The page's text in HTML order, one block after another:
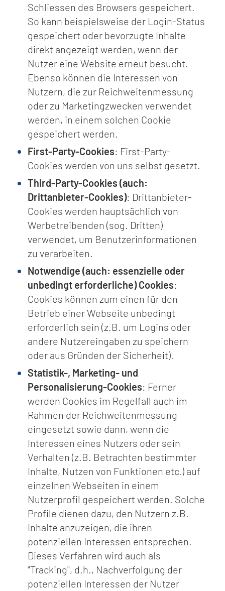
Schliessen des Browsers gespeichert.
So kann beispielsweise der Login-Status
gespeichert oder bevorzugte Inhalte
direkt angezeigt werden, wenn der
Nutzer eine Website erneut besucht.
Ebenso können die Interessen von
Nutzern, die zur Reichweitenmessung
oder zu Marketingzwecken verwendet
werden, in einem solchen Cookie
gespeichert werden.
First-Party-Cookies: First-Party-
Cookies werden von uns selbst gesetzt.
Third-Party-Cookies (auch:
Drittanbieter-Cookies): Drittanbieter-
Cookies werden hauptsächlich von
Werbetreibenden (sog. Dritten)
verwendet, um Benutzerinformationen
zu verarbeiten.
Notwendige (auch: essenzielle oder
unbedingt erforderliche) Cookies:
Cookies können zum einen für den
Betrieb einer Webseite unbedingt
erforderlich sein (z.B. um Logins oder
andere Nutzereingaben zu speichern
oder aus Gründen der Sicherheit).
Statistik-, Marketing- und
Personalisierung-Cookies: Ferner
werden Cookies im Regelfall auch im
Rahmen der Reichweitenmessung
eingesetzt sowie dann, wenn die
Interessen eines Nutzers oder sein
Verhalten (z.B. Betrachten bestimmter
Inhalte, Nutzen von Funktionen etc.) auf
einzelnen Webseiten in einem
Nutzerprofil gespeichert werden. Solche
Profile dienen dazu, den Nutzern z.B.
Inhalte anzuzeigen, die ihren
potenziellen Interessen entsprechen.
Dieses Verfahren wird auch als
"Tracking", d.h., Nachverfolgung der
potenziellen Interessen der Nutzer